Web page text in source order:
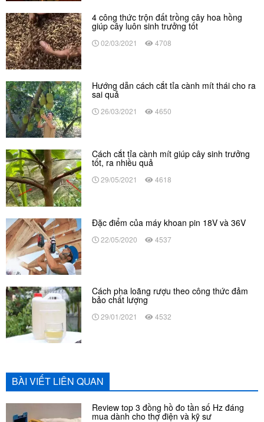
4 công thức trộn đất trồng cây hoa hồng
giúp cây luôn sinh trưởng tốt
02/03/2021 4708
Hướng dẫn cách cắt tỉa cành mít thái cho ra
sai quả
26/03/2021 4650
Cách cắt tỉa cành mít giúp cây sinh trưởng
tốt, ra nhiều quả
29/05/2021 4618
Đặc điểm của máy khoan pin 18V và 36V
22/05/2020 4537
Cách pha loãng rượu theo công thức đảm
bảo chất lượng
29/01/2021 4532
BÀI VIẾT LIÊN QUAN
Review top 3 đồng hồ đo tần số Hz đáng
mua dành cho thợ điện và kỹ sư